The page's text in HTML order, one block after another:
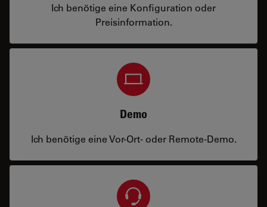
Ich benötige eine Konfiguration oder
Preisinformation.
Demo
Ich benötige eine Vor-Ort- oder Remote-Demo.